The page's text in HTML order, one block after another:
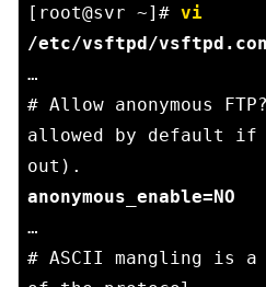
[root@svr ~]# vi
/etc/vsftpd/
…
# Allow anonymous
allowed by default if
…
# ASCII mangling is